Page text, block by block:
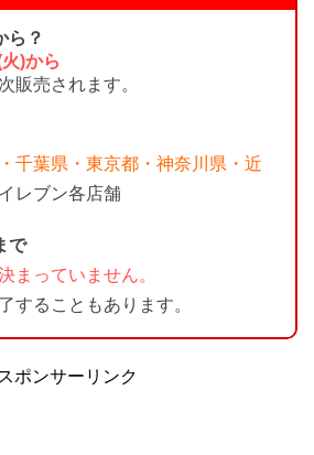
ら？
)から
販売されます。
千葉県・東京都・神奈川県・近
レブン各店舗
で
まっていません。
することもあります。
スポンサーリンク